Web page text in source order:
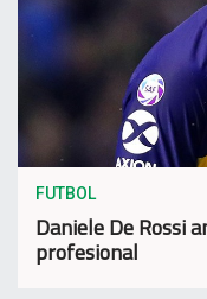
FUTBOL
Daniele De Rossi
profesional